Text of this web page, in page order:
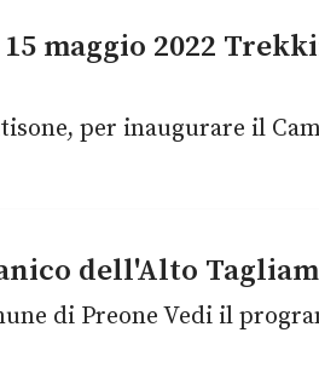
maggio 2022
per inaugurare il
dell'Alto
di Preone Vedi il